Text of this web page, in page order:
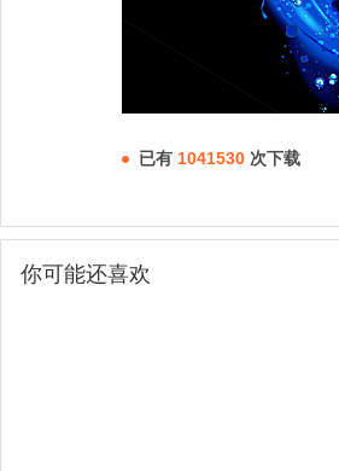
已有 1041530 次下载
你可能还喜欢